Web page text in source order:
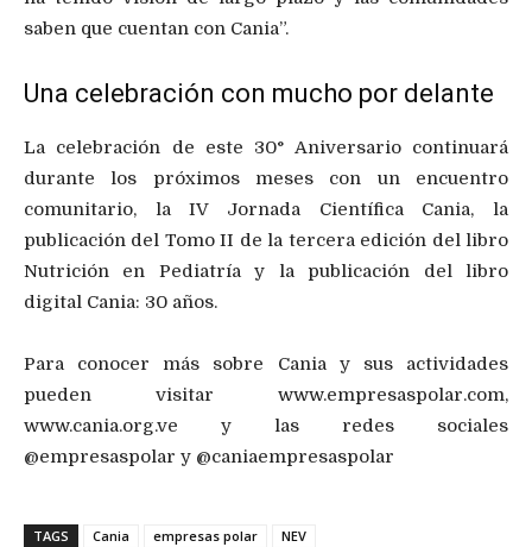
saben que cuentan con Cania”.
Una celebración con mucho por delante
La celebración de este 30° Aniversario continuará
durante los próximos meses con un encuentro
comunitario, la IV Jornada Científica Cania, la
publicación del Tomo II de la tercera edición del libro
Nutrición en Pediatría y la publicación del libro
digital Cania: 30 años.
Para conocer más sobre Cania y sus actividades
pueden visitar www.empresaspolar.com,
www.cania.org.ve y las redes sociales
@empresaspolar y @caniaempresaspolar
TAGS Cania empresas polar NEV